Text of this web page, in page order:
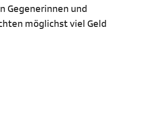
Gegenerinnen und
möglichst viel Geld